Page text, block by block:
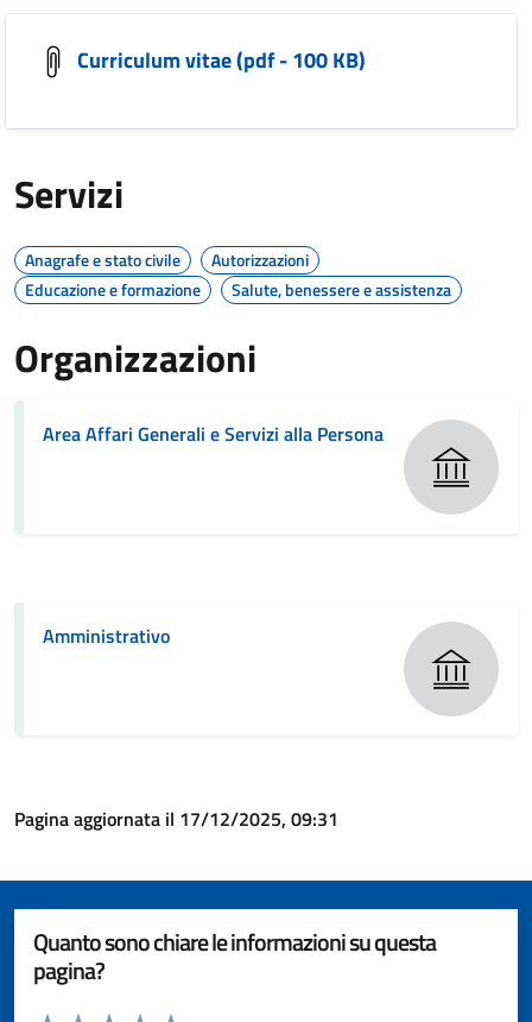
Curriculum vitae (pdf - 100 KB)
Servizi
Anagrafe e stato civile
Autorizzazioni
Educazione e formazione
Salute, benessere e assistenza
Organizzazioni
Area Affari Generali e Servizi alla Persona
Amministrativo
Pagina aggiornata il 17/12/2025, 09:31
Quanto sono chiare le informazioni su questa
pagina?